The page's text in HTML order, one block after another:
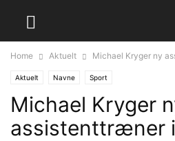
Home Aktuelt Michael Kryger ny
Aktuelt Navne Sport
Michael Kryger
assistenttræner